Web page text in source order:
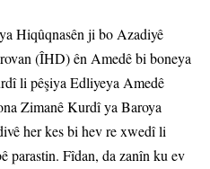
Hiqûqnasên ji bo Azadiyê
(ÎHD) ên Amedê bi boneya
li pêşiya Edliyeya Amedê
Zimanê Kurdî ya Baroya
her kes bi hev re xwedî li
parastin. Fîdan, da zanîn ku ev